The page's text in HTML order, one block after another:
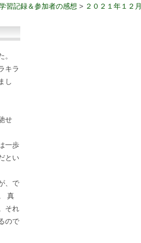
習記録＆参加者の感想 > ２０２１年１２月
キラ
し
せ
一歩
とい
、で
真
それ
ので